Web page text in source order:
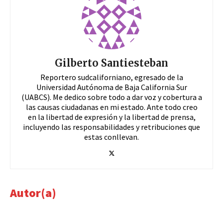
Gilberto Santiesteban
Reportero sudcaliforniano, egresado de la
Universidad Autónoma de Baja California Sur
(UABCS). Me dedico sobre todo a dar voz y cobertura a
las causas ciudadanas en mi estado. Ante todo creo
en la libertad de expresión y la libertad de prensa,
incluyendo las responsabilidades y retribuciones que
estas conllevan.
Autor(a)